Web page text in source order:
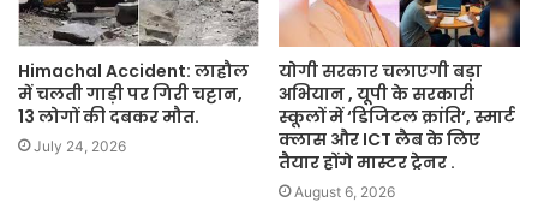
Himachal Accident: लाहौल
में चलती गाड़ी पर गिरी चट्टान,
13 लोगों की दबकर मौत.
July 24, 2026
योगी सरकार चलाएगी बड़ा
अभियान , यूपी के सरकारी
स्कूलों में ‘डिजिटल क्रांति’, स्मार्ट
क्लास और ICT लैब के लिए
तैयार होंगे मास्टर ट्रेनर .
August 6, 2026